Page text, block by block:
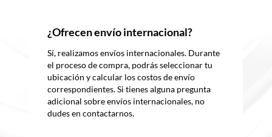
¿Ofrecen envío internacional?
Sí, realizamos envíos internacionales. Durante
el proceso de compra, podrás seleccionar tu
ubicación y calcular los costos de envío
correspondientes. Si tienes alguna pregunta
adicional sobre envíos internacionales, no
dudes en contactarnos.